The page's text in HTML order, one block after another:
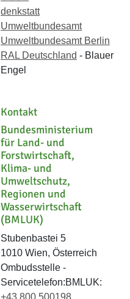
denkstatt
Umweltbundesamt
Umweltbundesamt Berlin
RAL Deutschland - Blauer
Engel
Kontakt
Bundesministerium
für Land- und
Forstwirtschaft,
Klima- und
Umweltschutz,
Regionen und
Wasserwirtschaft
(BMLUK)
Stubenbastei 5
1010 Wien, Österreich
Ombudsstelle -
Servicetelefon:BMLUK:
+43 800 500198